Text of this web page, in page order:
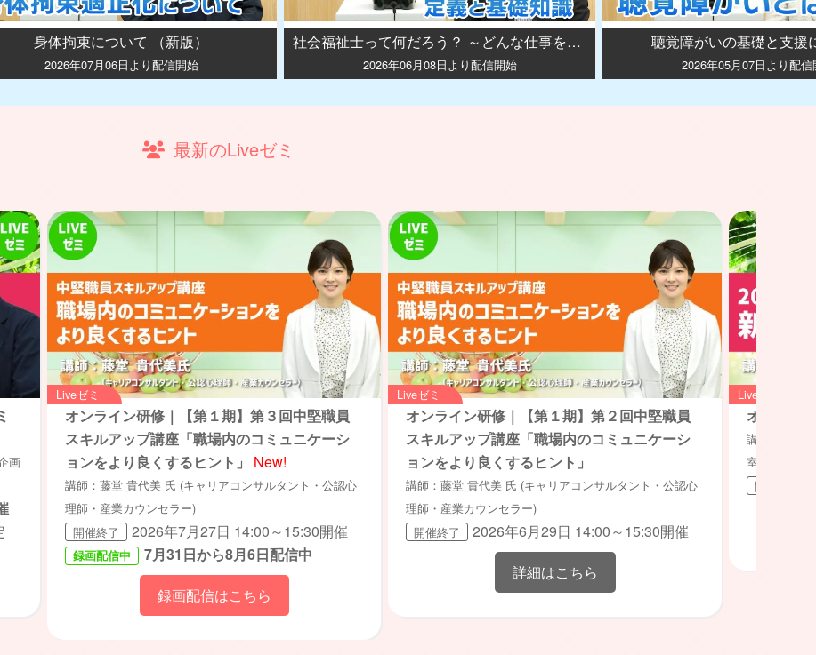
身体拘束について （新版）
2026年07月06日より配信開始
社会福祉士って何だろう？ ～どんな仕事をしているの？～
2026年06月08日より配信開始
聴覚障がいの基礎と支援
2026年05月07日より配信
最新のLiveゼミ
画
Liveゼミ
オンライン研修｜【第１期】第３回中堅職員
スキルアップ講座「職場内のコミュニケーシ
ョンをより良くするヒント」
New!
講師：藤堂 貴代美 氏 (キャリアコンサルタント・公認心
理師・産業カウンセラー)
開催終了
2026年7月27日 14:00～15:30開催
録画配信中
7月31日から8月6日配信中
録画配信はこちら
Liveゼミ
オンライン研修｜【第１期】第２回中堅職員
スキルアップ講座「職場内のコミュニケーシ
ョンをより良くするヒント」
講師：藤堂 貴代美 氏 (キャリアコンサルタント・公認心
理師・産業カウンセラー)
開催終了
2026年6月29日 14:00～15:30開催
詳細はこちら
Liveゼミ
オンライ
講師：山内
室長）
開催終了